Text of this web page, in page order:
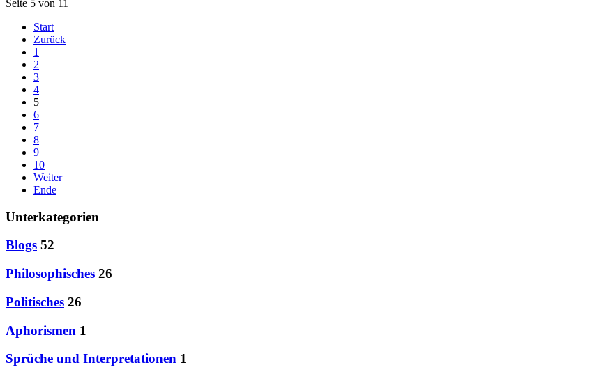
Seite 5 von 11
Start
Zurück
1
2
3
4
5
6
7
8
9
10
Weiter
Ende
Unterkategorien
Blogs 52
Philosophisches 26
Politisches 26
Aphorismen 1
Sprüche und Interpretationen 1